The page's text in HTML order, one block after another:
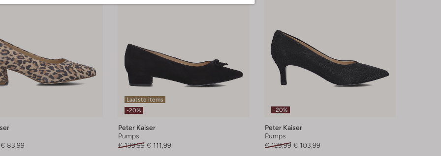
€ 83,99
Laatste items
-20%
Peter Kaiser
Pumps
€ 139,99 € 111,99
-20%
Peter Kaiser
Pumps
€ 129,99 € 103,99